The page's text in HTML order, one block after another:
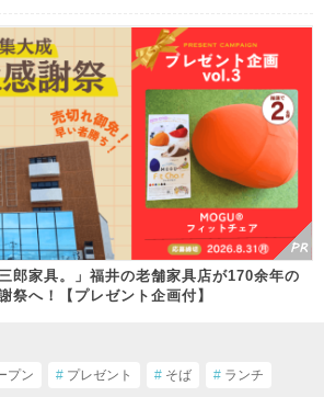
郎家具。」福井の老舗家具店が170余年の
祭へ！【プレゼント企画付】
プン # プレゼント # そば # ランチ